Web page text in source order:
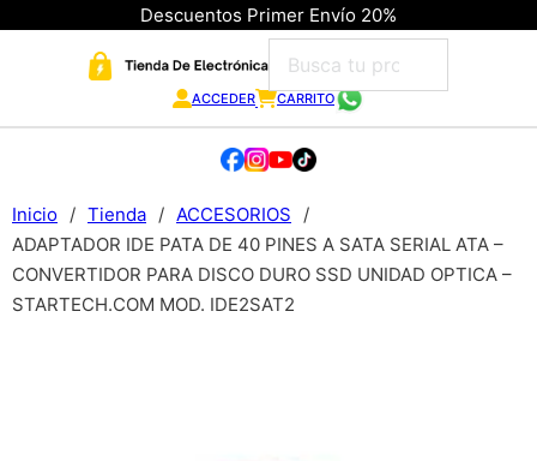
Descuentos Primer Envío 20%
ACCEDER CARRITO
Inicio / Tienda / ACCESORIOS
/
ADAPTADOR IDE PATA DE 40 PINES A SATA SERIAL ATA –
CONVERTIDOR PARA DISCO DURO SSD UNIDAD OPTICA –
STARTECH.COM MOD. IDE2SAT2